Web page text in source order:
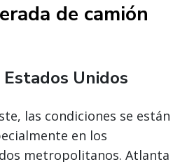
de camión
Unidos
las condiciones se están
en los
metropolitanos. Atlanta